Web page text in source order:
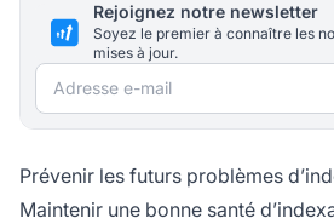
Rejoignez notre newsletter
Soyez le premier à connaître les
mises à jour.
Adresse e-mail
Prévenir les futurs problèmes
Maintenir une bonne santé